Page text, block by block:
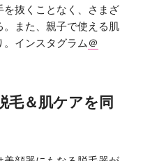
抜くことなく、さまざ
。また、親子で使える肌
インスタグラム ＠
毛＆肌ケアを同